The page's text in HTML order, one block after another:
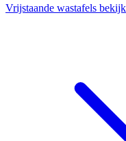
Vrijstaande wastafels